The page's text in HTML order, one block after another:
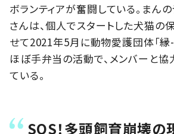
ボランティアが奮闘している。まん
さんは、個人でスタートした犬猫の
せて2021年5月に動物愛護団体「縁-
ほぼ手弁当の活動で、メンバーと
ている。
SOS！多頭飼育崩壊の